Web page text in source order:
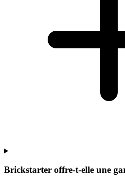
Brickstarter offre-t-elle une